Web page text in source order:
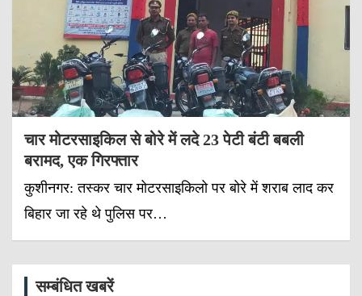
चार मोटरसाइकिल से बोरे में लदे 23 पेटी बंटी बबली
बरामद, एक गिरफ्तार
कुशीनगर: तस्कर चार मोटरसाइकिलो पर बोरे में शराब लाद कर
बिहार जा रहे थे पुलिस पर…
सम्बंधित खबरें